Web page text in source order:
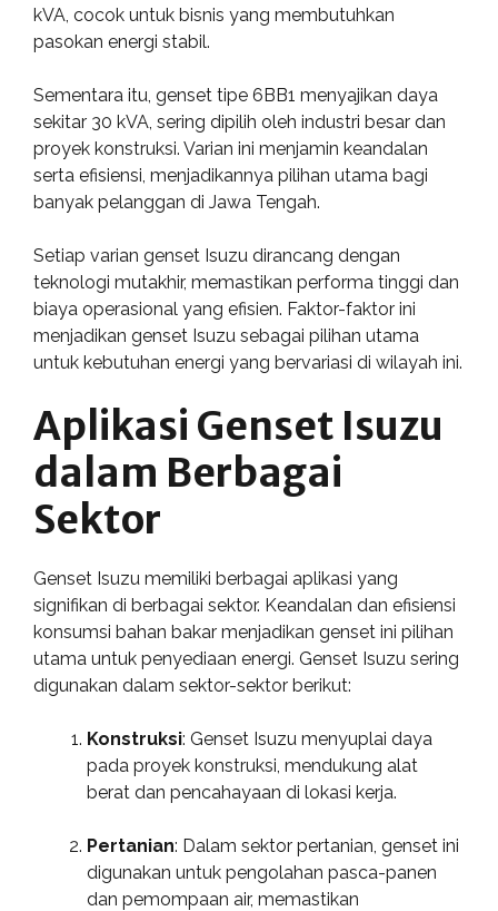
kVA, cocok untuk bisnis yang membutuhkan
pasokan energi stabil.
Sementara itu, genset tipe 6BB1 menyajikan daya
sekitar 30 kVA, sering dipilih oleh industri besar dan
proyek konstruksi. Varian ini menjamin keandalan
serta efisiensi, menjadikannya pilihan utama bagi
banyak pelanggan di Jawa Tengah.
Setiap varian genset Isuzu dirancang dengan
teknologi mutakhir, memastikan performa tinggi dan
biaya operasional yang efisien. Faktor-faktor ini
menjadikan genset Isuzu sebagai pilihan utama
untuk kebutuhan energi yang bervariasi di wilayah ini.
Aplikasi Genset Isuzu
dalam Berbagai
Sektor
Genset Isuzu memiliki berbagai aplikasi yang
signifikan di berbagai sektor. Keandalan dan efisiensi
konsumsi bahan bakar menjadikan genset ini pilihan
utama untuk penyediaan energi. Genset Isuzu sering
digunakan dalam sektor-sektor berikut:
Konstruksi: Genset Isuzu menyuplai daya
pada proyek konstruksi, mendukung alat
berat dan pencahayaan di lokasi kerja.
Pertanian: Dalam sektor pertanian, genset ini
digunakan untuk pengolahan pasca-panen
dan pemompaan air, memastikan